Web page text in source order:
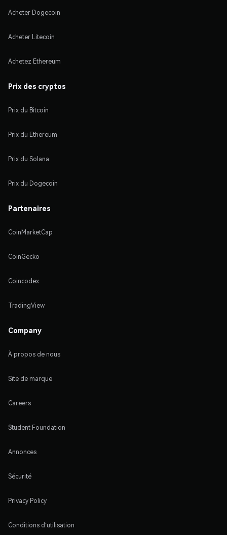
Acheter Dogecoin
Acheter Litecoin
Achetez Ethereum
Prix des cryptos
Prix du Bitcoin
Prix du Ethereum
Prix du Solana
Prix du Dogecoin
Partenaires
CoinMarketCap
CoinGecko
Coincodex
TradingView
Company
À propos de nous
Site de marque
Careers
Student Foundation
Annonces
Sécurité
Privacy Policy
Conditions d'utilisation